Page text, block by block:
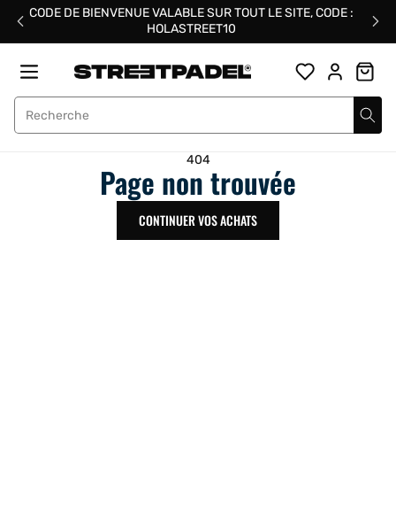
PasserCODE DE BIENVENUE VALABLE SUR TOUT LE SITE, CODE :
HOLASTREET10
Street Padel
404
Page non trouvée
CONTINUER VOS ACHATS